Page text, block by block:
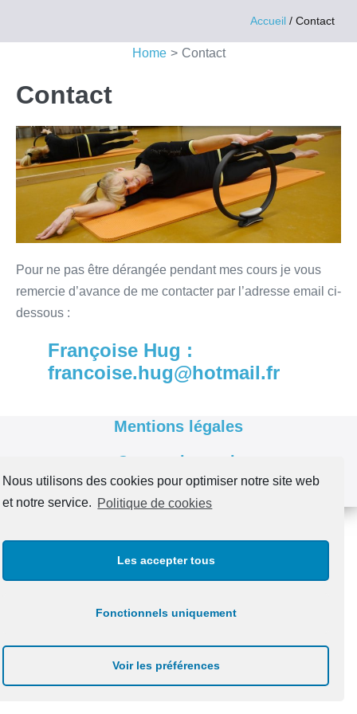
Nous utilisons des cookies pour optimiser notre site web
et notre service. Politique de cookies
Les accepter tous
Fonctionnels uniquement
Voir les préférences
Accueil / Contact
Home > Contact
Contact
Pour ne pas être dérangée pendant mes cours je vous
remercie d’avance de me contacter par l’adresse email ci-
dessous :
Françoise Hug :
francoise.hug@hotmail.fr
Mentions légales
Conception web
WEBSCRIPTOR